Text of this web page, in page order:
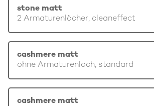
stone matt
2 Armaturenlöcher, cleaneffect
cashmere matt
ohne Armaturenloch, standard
cashmere matt